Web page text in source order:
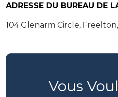
ADRESSE DU BUREAU DE
104 Glenarm Circle,
Vous